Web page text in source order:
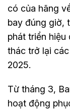
có của hãng
bay đúng giờ,
phát triển
thác trở lại
2025.
Từ tháng 3,
hoạt động